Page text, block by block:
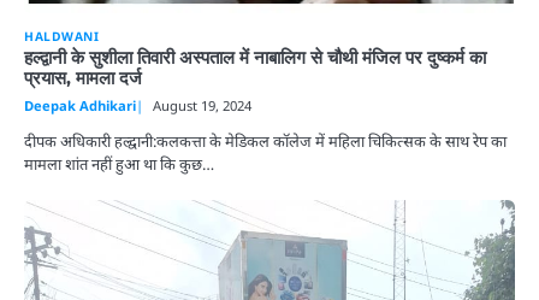
HALDWANI
हल्द्वानी के सुशीला तिवारी अस्पताल में नाबालिग से चौथी मंजिल पर दुष्कर्म का
प्रयास, मामला दर्ज
Deepak Adhikari August 19, 2024
दीपक अधिकारी हल्द्वानी:कलकत्ता के मेडिकल कॉलेज में महिला चिकित्सक के साथ रेप का
मामला शांत नहीं हुआ था कि कुछ…